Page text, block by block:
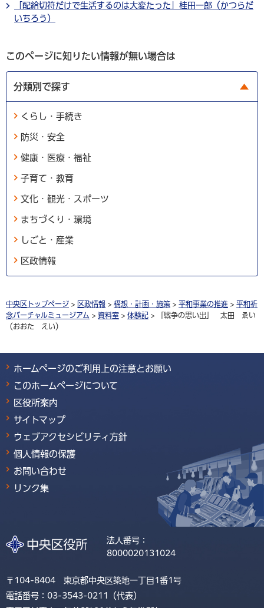
「配給切符だけで生活するのは大変たった」桂田一郎（かつらだ
いちろう）
このページに知りたい情報が無い場合は
分類別で探す
くらし・手続き
防災・安全
健康・医療・福祉
子育て・教育
文化・観光・スポーツ
まちづくり・環境
しごと・産業
区政情報
中央区トップページ > 区政情報 > 構想・計画・施策 > 平和事業の推進 > 平和祈
念バーチャルミュージアム > 資料室 > 体験記 > 「戦争の思い出」 太田 ゑい
（おおた えい）
ホームページのご利用上の注意とお願い
このホームページについて
区役所案内
サイトマップ
ウェブアクセシビリティ方針
個人情報の保護
お問い合わせ
リンク集
法人番号：
8000020131024
〒104-8404 東京都中央区築地一丁目1番1号
電話番号：03-3543-0211（代表）